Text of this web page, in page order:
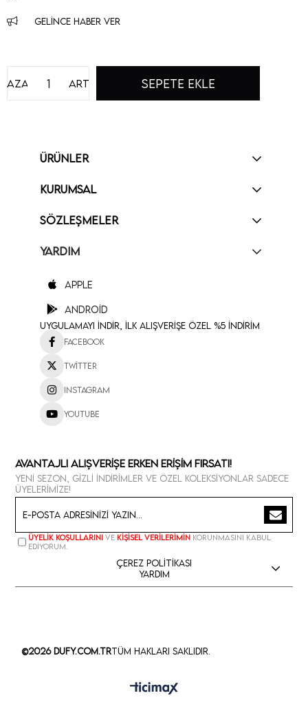
GELINCE HABER VER
Artır
Azalt
ÜRÜNLER
KURUMSAL
SÖZLEŞMELER
YARDIM
Apple
Android
Uygulamayı İndir, İlk Alışverişe Özel %5 İndirim
Facebook
Twitter
Instagram
Youtube
Avantajlı Alışverişe Erken Erişim Fırsatı!
Yeni sezon, gizli indirimler ve özel koleksiyonlar sadece
üyelerimize!
Üyelik koşullarını ve kişisel verilerimin korunmasını kabul
ediyorum.
Çerez Politikası
Yardım
©2026 Dufy.com.trTüm Hakları Saklıdır.